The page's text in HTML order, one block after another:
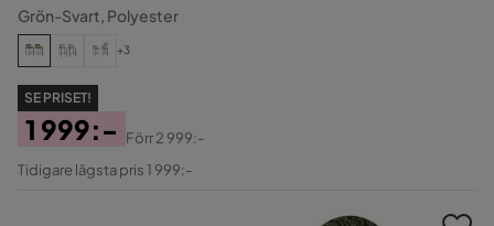
Grön-Svart, Polyester
+3
SE PRISET!
Pris
1 999:-
Original
Förr2 999:-
Tidigare lägsta pris 1 999:-